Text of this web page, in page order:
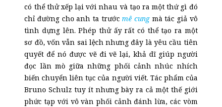
có thể thử xếp lại với nhau và tạo ra một thứ gì đó
chỉ đường cho anh ta trướcmê cungmà tác giả vô
tình dựng lên. Phép thử ấy rất có thể tạo ra một
sơ đồ, vốn vẫn sai lệch nhưng đây là yêu cầu tiên
quyết để nó được vẽ đi vẽ lại, khả dĩ giúp người
đọc lần mò giữa những phối cảnh nhúc nhích
biến chuyển liên tục của người viết. Tác phẩm của
Bruno Schulz tuy ít nhưng bày ra cả một thế giới
phức tạp với vô vàn phối cảnh đánh lừa, các vòm